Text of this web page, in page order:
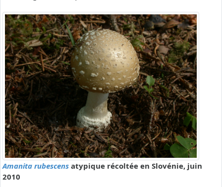
Amanita rubescens atypique récoltée en Slovénie, juin
2010